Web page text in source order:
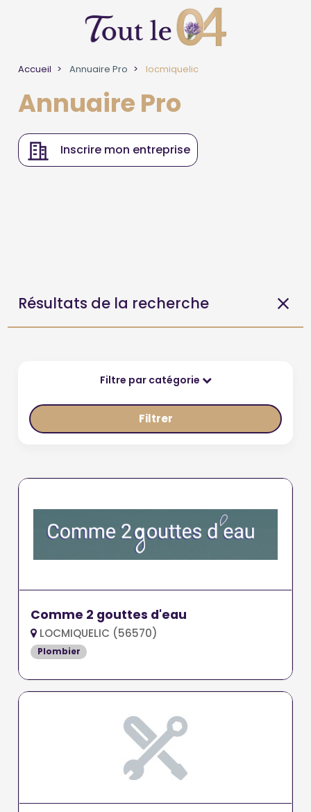
Accueil Annuaire Pro locmiquelic
Annuaire Pro
Inscrire mon entreprise
Résultats de la recherche
Filtre par catégorie
Filtrer
Comme 2 gouttes d'eau
LOCMIQUELIC (56570)
Plombier